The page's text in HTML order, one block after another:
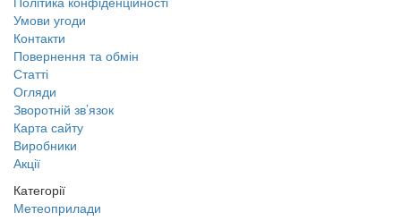
Умови угоди
Контакти
Повернення та обмін
Статті
Огляди
Зворотній зв’язок
Карта сайту
Виробники
Акції
Категорії
Метеоприлади